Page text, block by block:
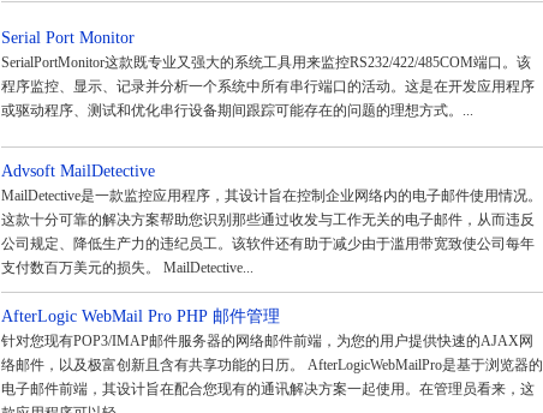
Serial Port Monitor
SerialPortMonitor这款既专业又强大的系统工具用来监控RS232/422/485COM端口。该
程序监控、显示、记录并分析一个系统中所有串行端口的活动。这是在开发应用程序
或驱动程序、测试和优化串行设备期间跟踪可能存在的问题的理想方式。...
Advsoft MailDetective
MailDetective是一款监控应用程序，其设计旨在控制企业网络内的电子邮件使用情况。
这款十分可靠的解决方案帮助您识别那些通过收发与工作无关的电子邮件，从而违反
公司规定、降低生产力的违纪员工。该软件还有助于减少由于滥用带宽致使公司每年
支付数百万美元的损失。 MailDetective...
AfterLogic WebMail Pro PHP 邮件管理
针对您现有POP3/IMAP邮件服务器的网络邮件前端，为您的用户提供快速的AJAX网
络邮件，以及极富创新且含有共享功能的日历。 AfterLogicWebMailPro是基于浏览器的
电子邮件前端，其设计旨在配合您现有的通讯解决方案一起使用。在管理员看来，这